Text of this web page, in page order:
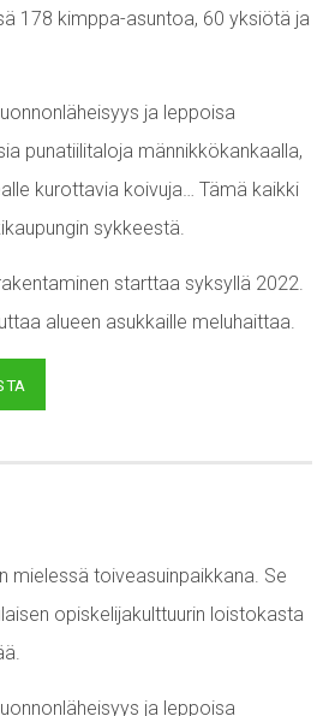
178 kimppa-asuntoa, 60 yksiötä ja
ja leppoisa
punatiilitaloja männikkökankaalla,
kurottavia koivuja… Tämä kaikki
sykkeestä.
starttaa syksyllä 2022.
alueen asukkaille meluhaittaa.
mielessä toiveasuinpaikkana. Se
opiskelijakulttuurin loistokasta
ja leppoisa